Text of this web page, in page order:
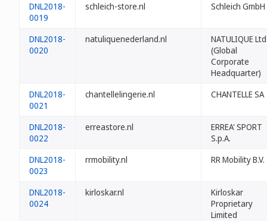
DNL2018-
0019
schleich-store.nl Schleich GmbH
DNL2018-
0020
natuliquenederland.nl
NATULIQUE
(Global
Corporate
Headquarter)
DNL2018-
0021
chantellelingerie.nl CHANTELLE SA
DNL2018-
0022
erreastore.nl
ERREA' SPORT
S.p.A.
DNL2018-
0023
rrmobility.nl RR Mobility B.V.
DNL2018-
0024
kirloskar.nl
Kirloskar
Proprietary
Limited